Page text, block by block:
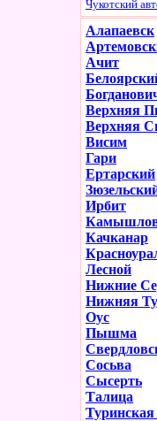
Чукотский
Алапаевск
Ачит
Верхняя
Верхняя
Висим
Гари
Ертарский
Ирбит
Качканар
Лесной
Нижние
Нижняя
Оус
Пышма
Сосьва
Сысерть
Талица